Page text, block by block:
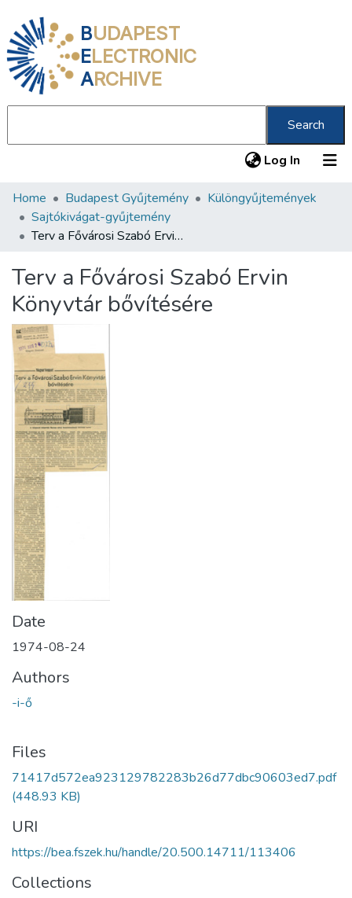
BUDAPEST
ELECTRONIC
ARCHIVE
Search
Log In (current)
Communities & Collections
All of DSpace
About us
Home Budapest Gyűjtemény
Különgyűjtemények
Sajtókivágat-gyűjtemény
Terv a Fővárosi Szabó Ervin Könyvtár bővítésére
Terv a Fővárosi Szabó Ervin
Könyvtár bővítésére
Date
1974-08-24
Authors
-i-ő
Files
71417d572ea923129782283b26d77dbc90603ed7.pdf
(448.93 KB)
URI
https://bea.fszek.hu/handle/20.500.14711/113406
Collections